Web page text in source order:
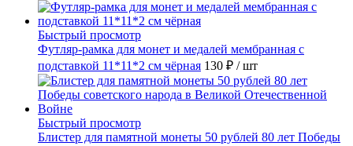
Быстрый просмотр
Футляр-рамка для монет и медалей мембранная с
подставкой 11*11*2 см чёрная 130 ₽ / шт
Быстрый просмотр
Блистер для памятной монеты 50 рублей 80 лет Победы